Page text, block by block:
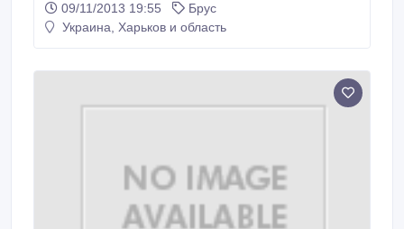
лущёного шпона хвойных пород. Технология
производства клееного бруса LVL (ЛВЛ) позволяет
09/11/2013 19:55
Брус
Украина, Харьков и область